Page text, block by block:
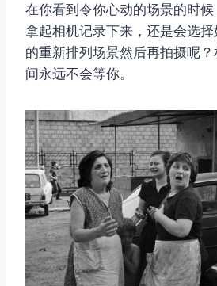
在你看到令你心动的场景的时
拿起相机记录下来，还是会选
的重新排列场景然后再拍摄呢
间永远不会等你。